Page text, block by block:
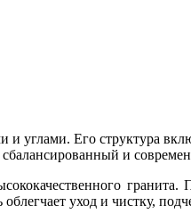
Его структура
и
уход и чистку,